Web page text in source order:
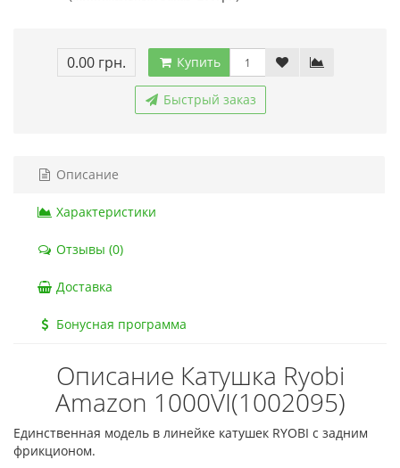
0.00 грн. Купить
Быстрый заказ
Описание
Характеристики
Отзывы (0)
Доставка
Бонусная программа
Описание Катушка Ryobi
Amazon 1000VI(1002095)
Единственная модель в линейке катушек RYOBI с задним
фрикционом.